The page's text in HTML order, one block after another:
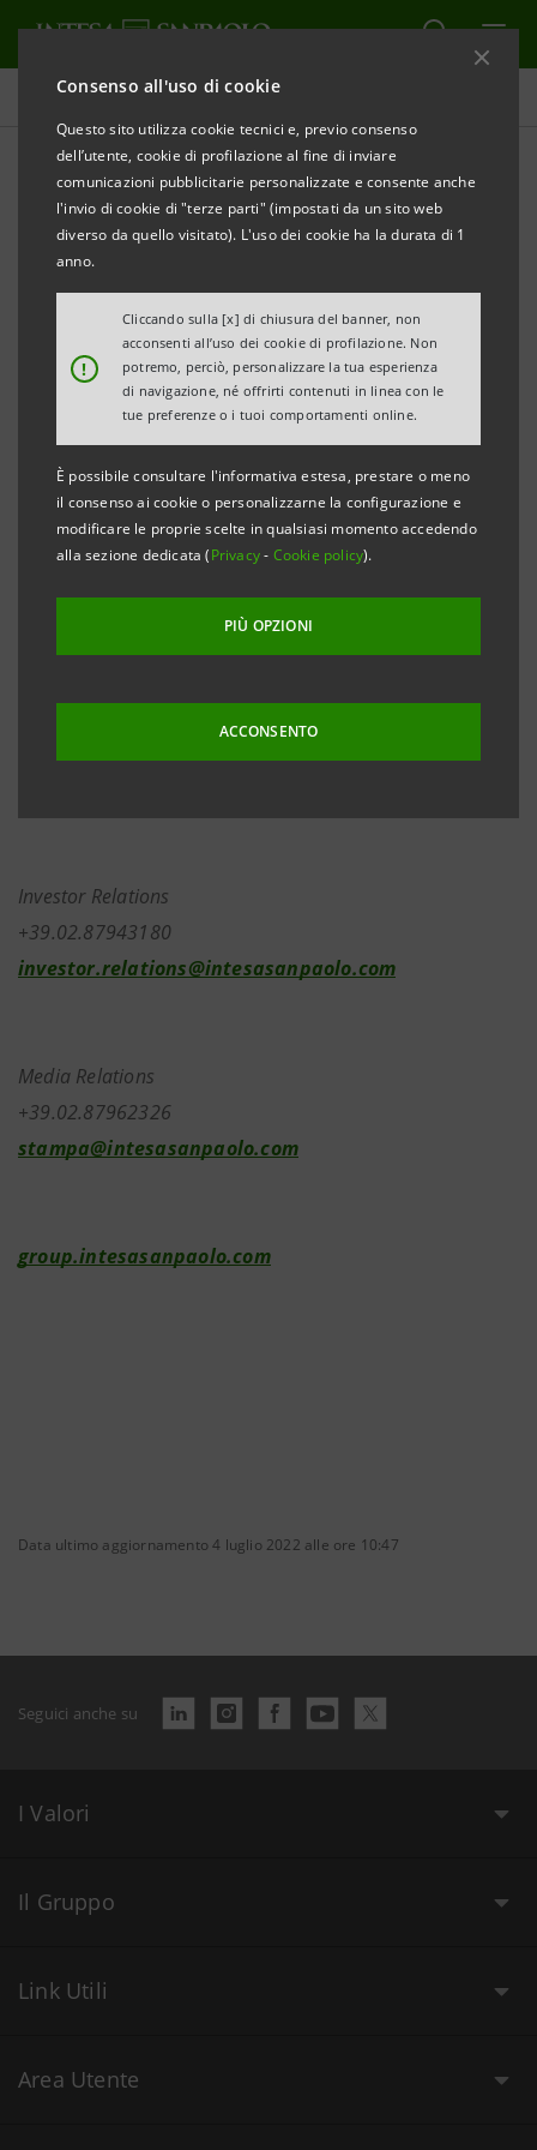
Consenso all'uso di cookie
Questo sito utilizza cookie tecnici e, previo consenso
dell’utente, cookie di profilazione al fine di inviare
comunicazioni pubblicitarie personalizzate e consente anche
l'invio di cookie di "terze parti" (impostati da un sito web
diverso da quello visitato). L'uso dei cookie ha la durata di 1
anno.
!
Cliccando sulla [x] di chiusura del banner, non
acconsenti all’uso dei cookie di profilazione. Non
potremo, perciò, personalizzare la tua esperienza
di navigazione, né offrirti contenuti in linea con le
tue preferenze o i tuoi comportamenti online.
È possibile consultare l'informativa estesa, prestare o meno
il consenso ai cookie o personalizzarne la configurazione e
modificare le proprie scelte in qualsiasi momento accedendo
alla sezione dedicata (Privacy- Cookie policy).
PIÙ OPZIONI
ACCONSENTO
Comunicati stampa
STAMPA AGGIORNA
INTESA SANPAOLO: AVVISO DI PUBBLICAZIONE DI
DOCUMENTI
ottemperanza alla vigente normativa, è stato reso
disponibile in data odierna presso la Sede sociale di
Intesa Sanpaolo nonché nel meccanismo di
stoccaggio autorizzato eMarket STORAGEe nel sito
group.intesasanpaolo.com
in data 1° luglio 2022 presso il Registro delle Imprese
di Torino a seguito della modifica approvata
dall’Assemblea Straordinaria, tenutasi il 29 aprile
2022, riguardante l’annullamento di azioni proprie,
Investor Relations
+39.02.87943180
investor.relations@intesasanpaolo.com
Media Relations
+39.02.87962326
stampa@intesasanpaolo.com
group.intesasanpaolo.com
Data ultimo aggiornamento 4 luglio 2022 alle ore 10:47
Seguici anche su
I Valori
Il Gruppo
Link Utili
Area Utente